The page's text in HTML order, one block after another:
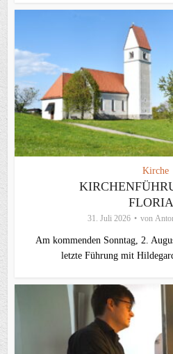
Kirche
31. Juli 2026 von
Am kommenden Sonntag, 2.
letzte Führung mit